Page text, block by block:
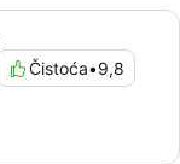
Čistoća•9,8